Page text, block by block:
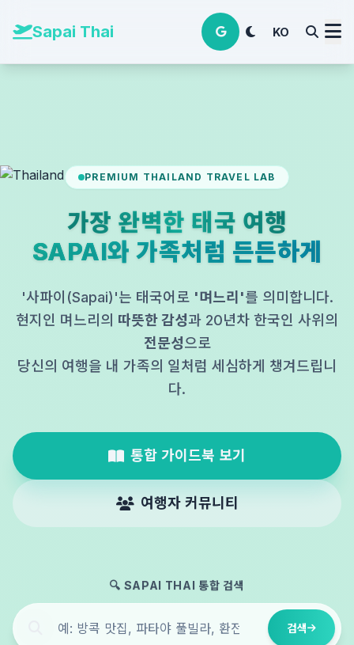
Sapai Thai KO
PREMIUM THAILAND TRAVEL LAB
가장 완벽한 태국 여행
SAPAI와 가족처럼 든든하게
'사파이(Sapai)'는 태국어로 '며느리'를 의미합니다.
현지인 며느리의 따뜻한 감성과 20년차 한국인 사위의
전문성으로
당신의 여행을 내 가족의 일처럼 세심하게 챙겨드립니
다.
통합 가이드북 보기
여행자 커뮤니티
🔍 SAPAI THAI 통합 검색
검색